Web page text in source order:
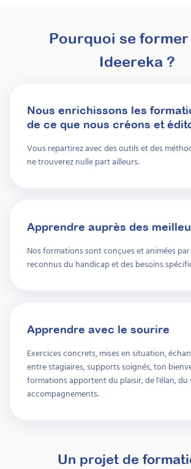
neurodéveloppementaux.
Prochaine session 07/09/2026
À découvrir
Formations
Mettre en place
Pourquoi se former
Ideereka ?
Nous enrichissons les
de ce que nous créons et
Vous repartirez avec des outils et des
ne trouverez nulle part ailleurs.
Apprendre auprès des
Nos formations sont conçues et animées
reconnus du handicap et des besoins
Apprendre avec le sourire
Exercices concrets, mises en situation,
entre stagiaires, supports soignés, ton
formations apportent du plaisir, de l'élan, du
accompagnements.
Un projet de